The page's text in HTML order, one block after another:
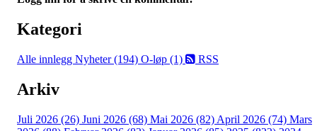
Kategori
Alle innlegg Nyheter (194) O-løp (1) RSS
Arkiv
Juli 2026 (26) Juni 2026 (68) Mai 2026 (82) April 2026 (74) Mars